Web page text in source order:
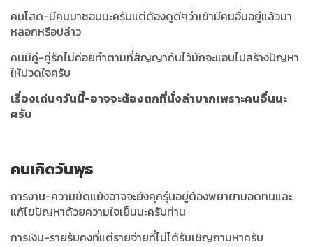
คนโสด-มีคนมาชอบนะครับแต่ต้องดูดีๆว่าเข้ามีคนอื่นอยู่แล้วมา
หลอกหรือปล่าว
คนมีคู่-คู่รักไม่ค่อยทำตามที่สัญญากันไว้มักจะแอบไปสร้างปัญหา
ให้ปวดใจครับ
เรื่องเด่นๆวันนี้-อาจจะต้องตกที่นั่งลำบากเพราะคนอื่นนะ
ครับ
คนเกิดวันพุธ
การงาน-ความขัดแย้งอาจจะยังคุกรุ่นอยู่ต้องพยายามอดทนและ
แก้ไขปัญหาด้วยความใจเย็นนะครับท่าน
การเงิน-รายรับคงที่แต่รายจ่ายที่ไม่ได้รับเชิญถามหาครับ